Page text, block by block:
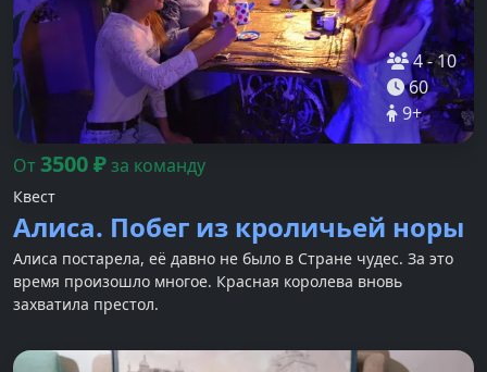
4-10
60
9+
От3500₽за команду
Квест
Алиса. Побег из кроличьей норы
Алиса постарела, её давно не было в Стране чудес. За это
время произошло многое. Красная королева вновь
захватила престол.